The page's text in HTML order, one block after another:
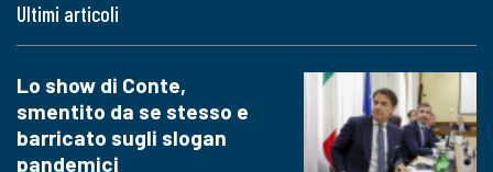
Ultimi articoli
Lo show di Conte,
smentito da se stesso e
barricato sugli slogan
pandemici